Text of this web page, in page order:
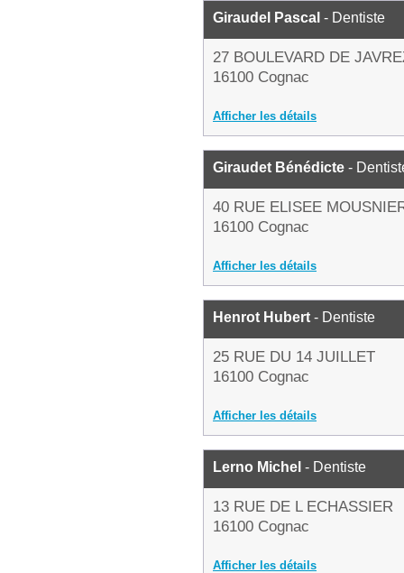
Giraudel Pascal - Dentiste
27 BOULEVARD DE
16100 Cognac
Afficher les détails
Giraudet Bénédicte -
40 RUE ELISEE
16100 Cognac
Afficher les détails
Henrot Hubert - Dentiste
25 RUE DU 14 JUILLET
16100 Cognac
Afficher les détails
Lerno Michel - Dentiste
13 RUE DE L ECHASSIER
16100 Cognac
Afficher les détails